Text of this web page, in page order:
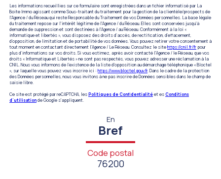
Les informations recueillies sur ce formulaire sont enregistrées dans un fichier informatisé par La
Boite Immo agissant comme Sous-traitant du traitement pour la gestion de la clientèle/prospects de
l'Agence / du Réseau qui reste Responsable du Traitement de vos Données personnelles. La base légale
du traitement repose sur l'intérêt légitime de l'Agence / du Réseau. Elles sont conservées jusqu'à
demande de suppression et sont destinées à l'Agence / au Réseau. Conformément à la loi «
informatique et libertés », vous disposez des droits d’accès, de rectification, d’effacement,
d’opposition, de limitation et de portabilité de vos données. Vous pouvez retirer votre consentement à
tout moment en contactant directement l’Agence / Le Réseau. Consultez le sitehttps://cnil.fr/fr pour
plus d’informations sur vos droits. Si vous estimez, après avoir contacté l'Agence / le Réseau, que vos
droits « Informatique et Libertés » ne sont pas respectés, vous pouvez adresser une réclamation à la
CNIL. Nous vous informons de l’existence de la liste d'opposition au démarchage téléphonique « Bloctel
», sur laquelle vous pouvez vous inscrire ici : https://www.bloctel.gouv.fr. Dans le cadre de la protection
des Données personnelles, nous vous invitons à ne pas inscrire de Données sensibles dans le champ de
saisie libre.
Ce site est protégé par reCAPTCHA, lesPolitiques de Confidentialitéet esConditions
d'utilisationde Google s'appliquent.
En
Bref
Code postal
76200